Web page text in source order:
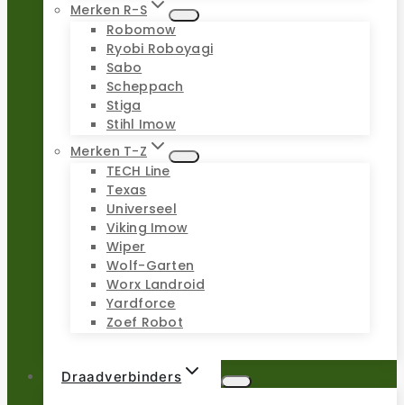
Merken R-S
Robomow
Ryobi Roboyagi
Sabo
Scheppach
Stiga
Stihl Imow
Merken T-Z
TECH Line
Texas
Universeel
Viking Imow
Wiper
Wolf-Garten
Worx Landroid
Yardforce
Zoef Robot
Draadverbinders